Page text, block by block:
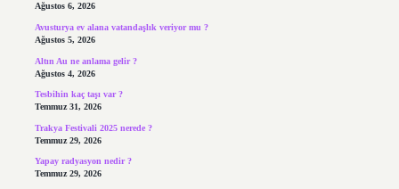
Ağustos 6, 2026
Avusturya ev alana vatandaşlık veriyor mu ?
Ağustos 5, 2026
Altın Au ne anlama gelir ?
Ağustos 4, 2026
Tesbihin kaç taşı var ?
Temmuz 31, 2026
Trakya Festivali 2025 nerede ?
Temmuz 29, 2026
Yapay radyasyon nedir ?
Temmuz 29, 2026